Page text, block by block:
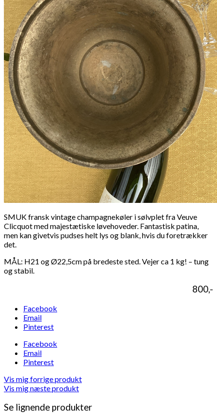
SMUK fransk vintage champagnekøler i sølvplet fra Veuve
Clicquot med majestætiske løvehoveder. Fantastisk patina,
men kan givetvis pudses helt lys og blank, hvis du foretrækker
det.
MÅL: H21 og Ø22,5cm på bredeste sted. Vejer ca 1 kg! – tung
og stabil.
800,-
Facebook
Email
Pinterest
Facebook
Email
Pinterest
Vis mig forrige produkt
Vis mig næste produkt
Se lignende produkter